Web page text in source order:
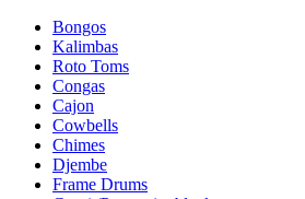
Bongos
Kalimbas
Roto Toms
Congas
Cajon
Cowbells
Chimes
Djembe
Frame Drums